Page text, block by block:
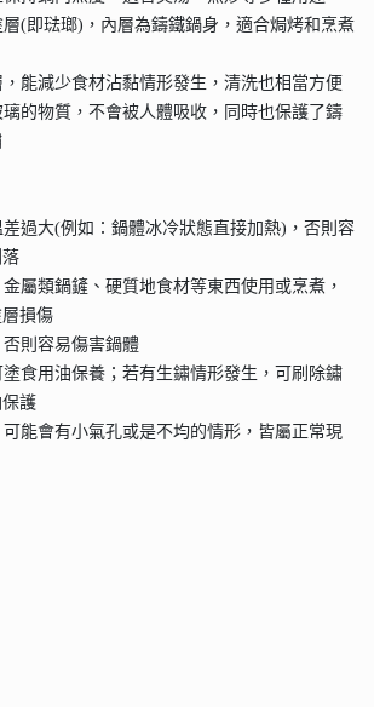
(即琺瑯)，內層為鑄鐵鍋身，適合焗烤和烹煮
能減少食材沾黏情形發生，清洗也相當方便
的物質，不會被人體吸收，同時也保護了鑄
過大(例如：鍋體冰冷狀態直接加熱)，否則容
屬類鍋鏟、硬質地食材等東西使用或烹煮，
損傷
則容易傷害鍋體
食用油保養；若有生鏽情形發生，可刷除鏽
護
能會有小氣孔或是不均的情形，皆屬正常現